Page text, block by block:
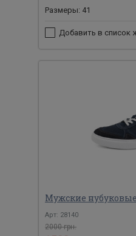
Размеры: 41
Добавить в список
Мужские
Арт: 28140
2000 грн.